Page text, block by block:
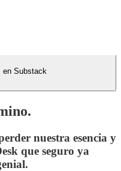
en Substack
nuestra esencia y
que seguro ya